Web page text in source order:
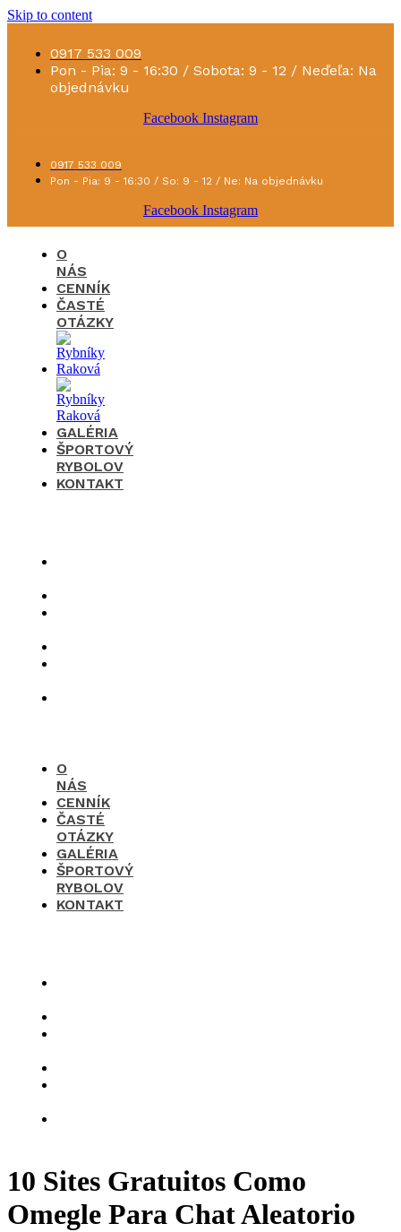
Skip to content
0917 533 009
Pon - Pia: 9 - 16:30 / Sobota: 9 - 12 / Neďeľa: Na
objednávku
Facebook Instagram
0917 533 009
Pon - Pia: 9 - 16:30 / So: 9 - 12 / Ne: Na objednávku
Facebook Instagram
O
NÁS
CENNÍK
ČASTÉ
OTÁZKY
GALÉRIA
ŠPORTOVÝ
RYBOLOV
KONTAKT
O
NÁS
CENNÍK
ČASTÉ
OTÁZKY
GALÉRIA
ŠPORTOVÝ
RYBOLOV
KONTAKT
10 Sites Gratuitos Como
Omegle Para Chat Aleatorio